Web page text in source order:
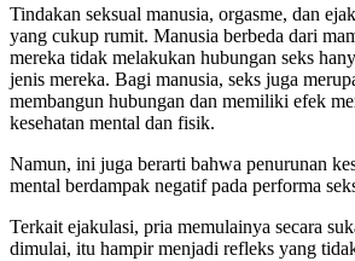
Tindakan seksual manusia, orgasme, dan
yang cukup rumit. Manusia berbeda dari
mereka tidak melakukan hubungan seks
jenis mereka. Bagi manusia, seks juga
membangun hubungan dan memiliki efek
kesehatan mental dan fisik.
Namun, ini juga berarti bahwa penurunan
mental berdampak negatif pada performa
Terkait ejakulasi, pria memulainya secara
dimulai, itu hampir menjadi refleks yang